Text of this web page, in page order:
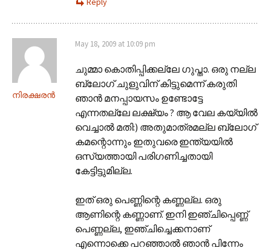
നിരക്ഷരന്‍
May 18, 2009 at 10:09 pm
ചുമ്മാ കൊതിപ്പിക്കല്ലേ ഗുപ്താ. ഒരു നല്ല
ബ്ലോഗ് ചുളുവിന് കിട്ടുമെന്ന് കരുതി
ഞാന്‍ മനപ്പായസം ഉണ്ടോട്ടേ
എന്നതല്ലേ ലക്ഷ്യം ? ആ വേല കയ്യില്‍
വെച്ചാല്‍ മതി:) അതുമാത്രമല്ല ബ്ലോഗ്
കമന്റൊന്നും ഇതുവരെ ഇന്ത്യയില്‍
ഒസ്യത്തായി പരിഗണിച്ചതായി
കേട്ടിട്ടുമില്ല.
ഇത് ഒരു പെണ്ണിന്റെ കണ്ണല്ല. ഒരു
ആണിന്റെ കണ്ണാണ്. ഇനി ഇഞ്ചിപ്പെണ്ണ്
പെണ്ണല്ല, ഇഞ്ചിച്ചെക്കനാണ്
എന്നൊക്കെ പറഞ്ഞാല്‍ ഞാന്‍ പിന്നേം